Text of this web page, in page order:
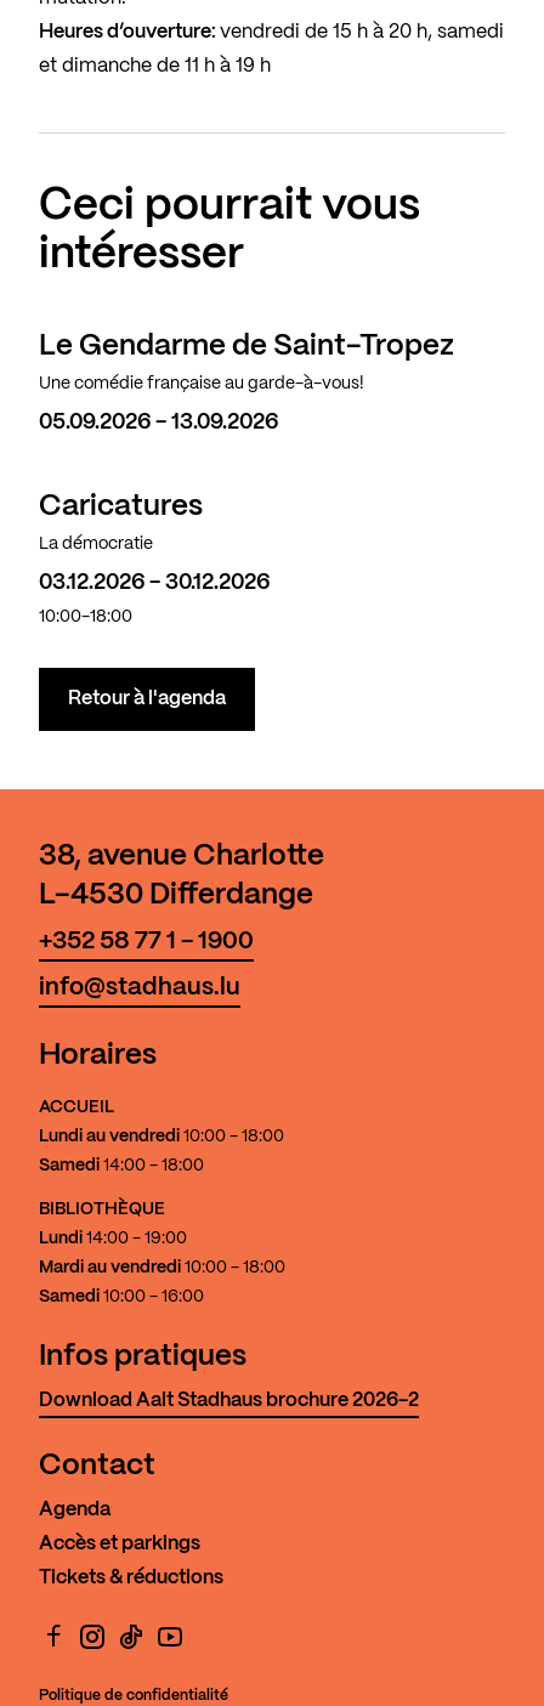
Heures d’ouverture: vendredi de 15 h à 20 h, samedi
et dimanche de 11 h à 19 h
Ceci pourrait vous
intéresser
Le Gendarme de Saint-Tropez
Une comédie française au garde-à-vous!
05.09.2026 - 13.09.2026
Caricatures
La démocratie
03.12.2026 - 30.12.2026
10:00-18:00
Retour à l'agenda
38, avenue Charlotte
L-4530 Differdange
+352 58 77 1 - 1900
info@stadhaus.lu
Horaires
ACCUEIL
Lundi au vendredi 10:00 - 18:00
Samedi 14:00 - 18:00
BIBLIOTHÈQUE
Lundi 14:00 - 19:00
Mardi au vendredi 10:00 - 18:00
Samedi 10:00 - 16:00
Infos pratiques
Download Aalt Stadhaus brochure 2026-2
Contact
Agenda
Accès et parkings
Tickets & réductions
Politique de confidentialité